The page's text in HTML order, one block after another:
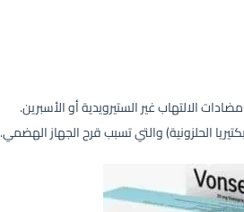
الالتهاب غير الستيرويدية أو الأسبرين.
الحلزونية) والتي تسبب قرح الجهاز الهضمي.